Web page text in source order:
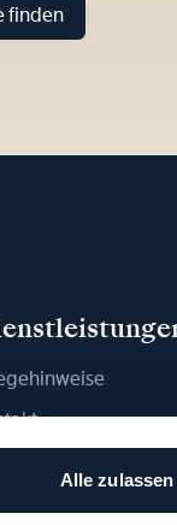
Alle zulassen
finden